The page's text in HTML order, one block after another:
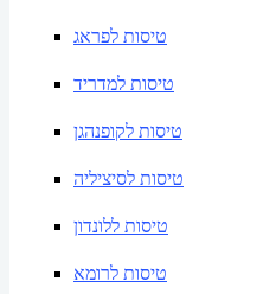
טיסות לפראג
טיסות למדריד
טיסות לקופנהגן
טיסות לסיציליה
טיסות ללונדון
טיסות לרומא